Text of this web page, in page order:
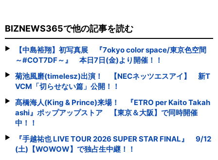
BIZNEWS365で他の記事を読む
【中島裕翔】初写真展 『7okyo color space/東京色空間
～#COT7DF～』 本日7日(金)より開催！！
菊池風磨(timelesz)出演！ 【NECネッツエスアイ】 新T
VCM「切らせない篇」公開！！
髙橋海人(King & Prince)来場！ 『ETRO per Kaito Takah
ashi』ポップアップストア 【東京＆大阪】で同時開催
中！！
『手越祐也 LIVE TOUR 2026 SUPER STAR FINAL』 9/12
(土)【WOWOW】で独占生中継！！